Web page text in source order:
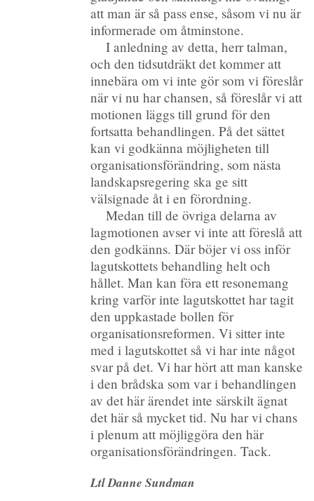
att man är så pass ense, såsom vi nu är
informerade om åtminstone.
I anledning av detta, herr talman,
och den tidsutdräkt det kommer att
innebära om vi inte gör som vi föreslår
när vi nu har chansen, så föreslår vi att
motionen läggs till grund för den
fortsatta behandlingen. På det sättet
kan vi godkänna möjligheten till
organisationsförändring, som nästa
landskapsregering ska ge sitt
välsignade åt i en förordning.
Medan till de övriga delarna av
lagmotionen avser vi inte att föreslå att
den godkänns. Där böjer vi oss inför
lagutskottets behandling helt och
hållet. Man kan föra ett resonemang
kring varför inte lagutskottet har tagit
den uppkastade bollen för
organisationsreformen. Vi sitter inte
med i lagutskottet så vi har inte något
svar på det. Vi har hört att man kanske
i den brådska som var i behandlingen
av det här ärendet inte särskilt ägnat
det här så mycket tid. Nu har vi chans
i plenum att möjliggöra den här
organisationsförändringen. Tack.
Ltl Danne Sundman